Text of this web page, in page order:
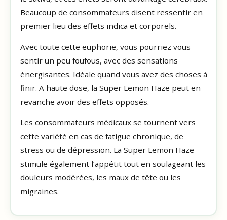
Beaucoup de consommateurs disent ressentir en
premier lieu des effets indica et corporels.
Avec toute cette euphorie, vous pourriez vous
sentir un peu foufous, avec des sensations
énergisantes. Idéale quand vous avez des choses à
finir. A haute dose, la Super Lemon Haze peut en
revanche avoir des effets opposés.
Les consommateurs médicaux se tournent vers
cette variété en cas de fatigue chronique, de
stress ou de dépression. La Super Lemon Haze
stimule également l’appétit tout en soulageant les
douleurs modérées, les maux de tête ou les
migraines.